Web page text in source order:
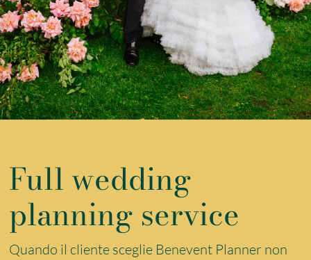
Full wedding
planning service
Quando il cliente sceglie Benevent Planner non